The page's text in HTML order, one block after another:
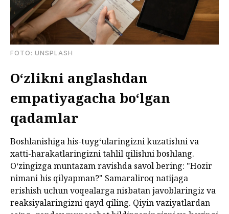
FOTО: UNSPLASH
O‘zlikni anglashdan
empatiyagacha bo‘lgan
qadamlar
Boshlanishiga his-tuyg‘ularingizni kuzatishni va
xatti-harakatlaringizni tahlil qilishni boshlang.
O‘zingizga muntazam ravishda savol bering: "Hozir
nimani his qilyapman?" Samaraliroq natijaga
erishish uchun voqealarga nisbatan javoblaringiz va
reaksiyalaringizni qayd qiling. Qiyin vaziyatlardan